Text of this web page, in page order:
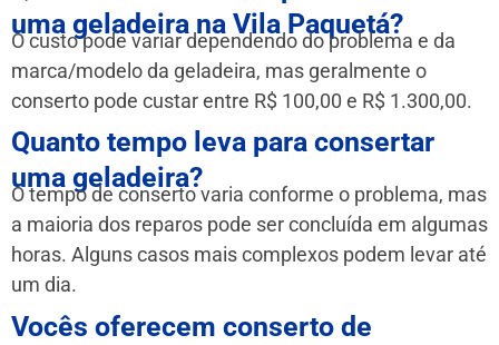
uma geladeira na Vila Paquetá?
O custo pode variar dependendo do problema e da
marca/modelo da geladeira, mas geralmente o
conserto pode custar entre R$ 100,00 e R$ 1.300,00.
Quanto tempo leva para consertar
uma geladeira?
O tempo de conserto varia conforme o problema, mas
a maioria dos reparos pode ser concluída em algumas
horas. Alguns casos mais complexos podem levar até
um dia.
Vocês oferecem conserto de